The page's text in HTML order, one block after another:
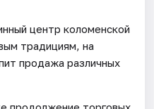
центр коломенской
традициям, на
продажа различных